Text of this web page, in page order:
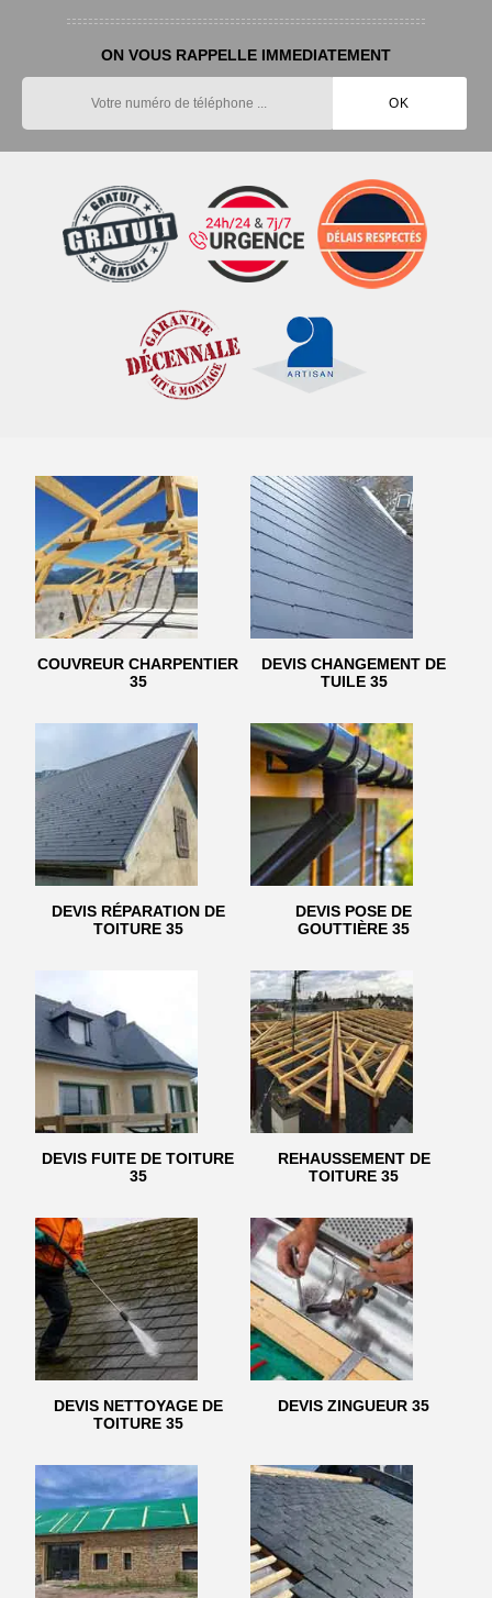
ON VOUS RAPPELLE IMMEDIATEMENT
COUVREUR CHARPENTIER
35
DEVIS CHANGEMENT DE
TUILE 35
DEVIS RÉPARATION DE
TOITURE 35
DEVIS POSE DE
GOUTTIÈRE 35
DEVIS FUITE DE TOITURE
35
REHAUSSEMENT DE
TOITURE 35
DEVIS NETTOYAGE DE
TOITURE 35
DEVIS ZINGUEUR 35